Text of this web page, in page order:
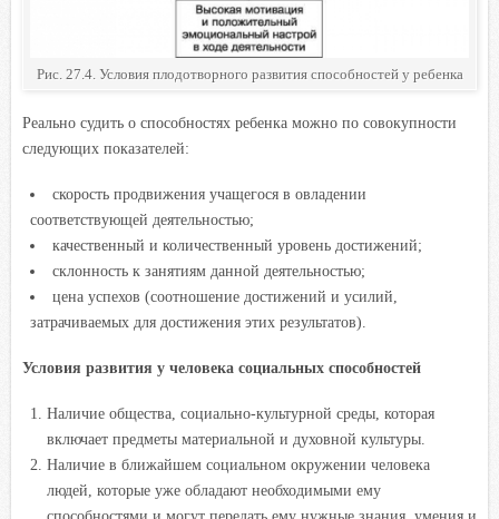
Рис. 27.4. Условия плодотворного развития способностей у ребенка
Реально судить о способностях ребенка можно по совокупности
следующих показателей:
скорость продвижения учащегося в овладении
соответствующей деятельностью;
качественный и количественный уровень достижений;
склонность к занятиям данной деятельностью;
цена успехов (соотношение достижений и усилий,
затрачиваемых для достижения этих результатов).
Условия развития у человека социальных способностей
Наличие общества, социально-культурной среды, которая
включает предметы материальной и духовной культуры.
Наличие в ближайшем социальном окружении человека
людей, которые уже обладают необходимыми ему